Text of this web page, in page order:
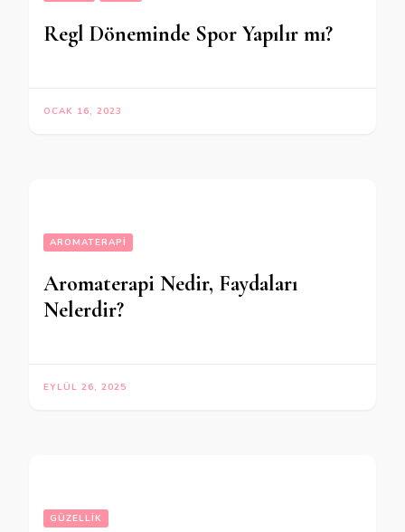
Regl Döneminde Spor Yapılır mı?
OCAK 16, 2023
AROMATERAPI
Aromaterapi Nedir, Faydaları
Nelerdir?
EYLÜL 26, 2025
GÜZELLIK